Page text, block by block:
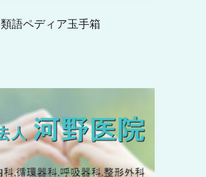
類語ペディア玉手箱